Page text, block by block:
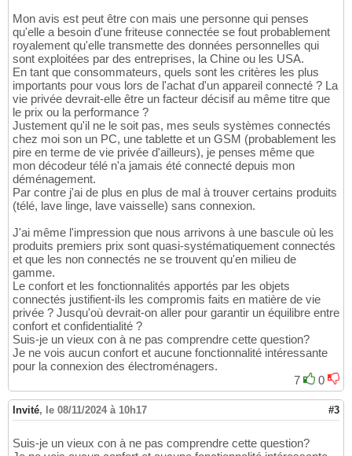
Mon avis est peut être con mais une personne qui penses
qu'elle a besoin d'une friteuse connectée se fout probablement
royalement qu'elle transmette des données personnelles qui
sont exploitées par des entreprises, la Chine ou les USA.
En tant que consommateurs, quels sont les critères les plus
importants pour vous lors de l'achat d'un appareil connecté ? La
vie privée devrait-elle être un facteur décisif au même titre que
le prix ou la performance ?
Justement qu'il ne le soit pas, mes seuls systèmes connectés
chez moi son un PC, une tablette et un GSM (probablement les
pire en terme de vie privée d'ailleurs), je penses même que
mon décodeur télé n'a jamais été connecté depuis mon
déménagement.
Par contre j'ai de plus en plus de mal à trouver certains produits
(télé, lave linge, lave vaisselle) sans connexion.
J'ai même l'impression que nous arrivons à une bascule où les
produits premiers prix sont quasi-systématiquement connectés
et que les non connectés ne se trouvent qu'en milieu de
gamme.
Le confort et les fonctionnalités apportés par les objets
connectés justifient-ils les compromis faits en matière de vie
privée ? Jusqu'où devrait-on aller pour garantir un équilibre entre
confort et confidentialité ?
Suis-je un vieux con à ne pas comprendre cette question?
Je ne vois aucun confort et aucune fonctionnalité intéressante
pour la connexion des électroménagers.
7
0
Invité, le 08/11/2024 à 10h17 #3
Suis-je un vieux con à ne pas comprendre cette question?